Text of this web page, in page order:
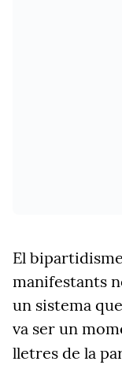
El
manifestants
un sistema
va ser un
lletres de la